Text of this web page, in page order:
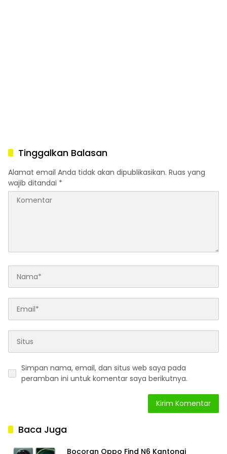
Tinggalkan Balasan
Alamat email Anda tidak akan dipublikasikan. Ruas yang
wajib ditandai *
Simpan nama, email, dan situs web saya pada
peramban ini untuk komentar saya berikutnya.
Baca Juga
Bocoran Oppo Find N6 Kantongi